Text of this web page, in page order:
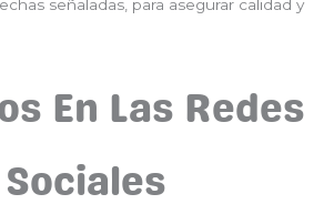
señaladas, para asegurar calidad y
En Las Redes
Sociales